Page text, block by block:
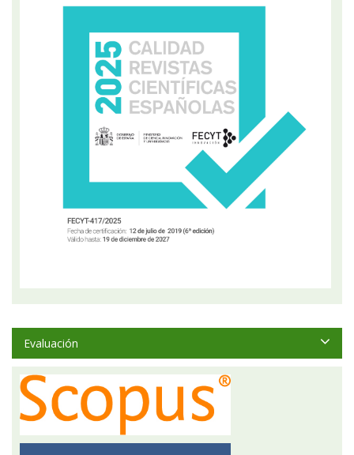
Evaluación